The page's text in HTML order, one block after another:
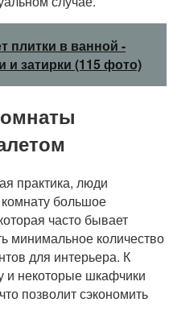
плитки в ванной -
и затирки (115 фото)
практика, люди
большое
часто бывает
минимальное количество
для интерьера. К
и некоторые шкафчики
позволит сэкономить